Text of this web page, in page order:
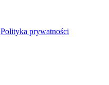
Polityka prywatności